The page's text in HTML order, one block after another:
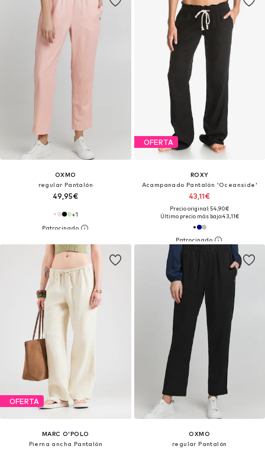
OXMO
regular Pantalón
49,95€
+1
OFERTA
ROXY
Acampanado Pantalón 'Oceanside'
43,11€
Precio original: 54,90€
Último precio más bajo:43,11€
OFERTA
MARC O'POLO
Pierna ancha Pantalón
OXMO
regular Pantalón